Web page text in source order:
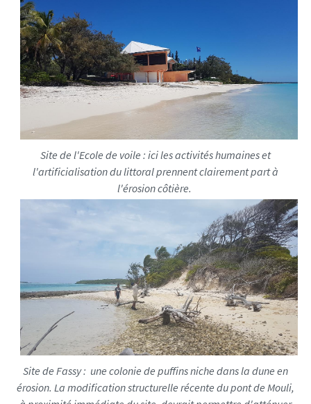
Site de l'Ecole de voile : ici les activités humaines et
l'artificialisation du littoral prennent clairement part à
l'érosion côtière.
Site de Fassy : une colonie de puffins niche dans la dune en
érosion. La modification structurelle récente du pont de Mouli,